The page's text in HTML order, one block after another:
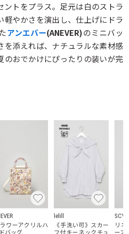
ントをプラス。足元は白のストラ
軽やかさを演出し、仕上げにドラ
アンエバー(ANEVER)のミニバッ
を添えれば、ナチュラルな素材感
のおでかけにぴったりの装いが完
ワーアクリルハ
バッグ
lelill
《手洗い可》スカー
フ付キーネックチュ
SCYE
リ
ース